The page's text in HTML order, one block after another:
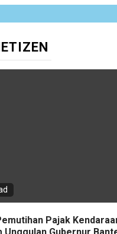
Target Pemutihan
Program Unggulan
Soal Dugaan
Pajak